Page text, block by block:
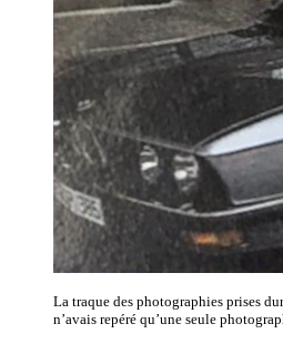
La traque des photographies prises
n’avais repéré qu’une seule